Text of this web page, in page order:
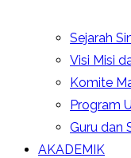
Sejarah
Visi Misi
Komite
Program
Guru dan
AKADEMIK